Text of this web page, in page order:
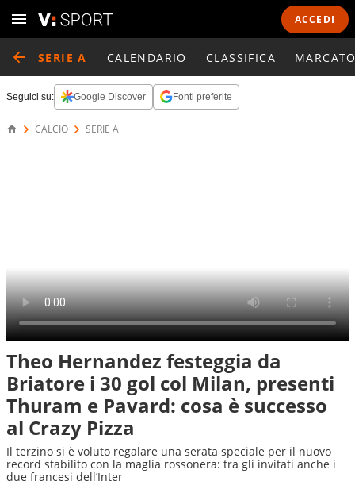
ACCEDI
SERIE A CALENDARIO CLASSIFICA
Seguici su: Google Discover Fonti preferite
CALCIO SERIE A
Theo Hernandez festeggia da
Briatore i 30 gol col Milan, presenti
Thuram e Pavard: cosa è successo
al Crazy Pizza
Il terzino si è voluto regalare una serata speciale per il nuovo
record stabilito con la maglia rossonera: tra gli invitati anche i
due francesi dell’Inter